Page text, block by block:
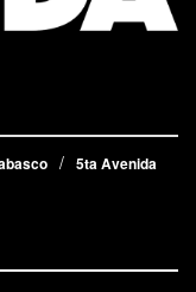
5ta Avenida